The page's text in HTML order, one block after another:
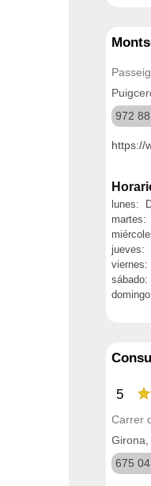
972
https://
lunes:
martes:
jueves:
5
Carrer
Girona,
675